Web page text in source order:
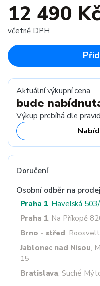
12 490 Kč
včetně DPH
Aktuální výkupní cena
bude
Výkup probíhá dle
Doručení
Osobní odběr na
Praha 1, Havelská
Praha 1, Na Příkopě
Brno - střed,
Jablonec nad Nisou,
15
Bratislava, Suché